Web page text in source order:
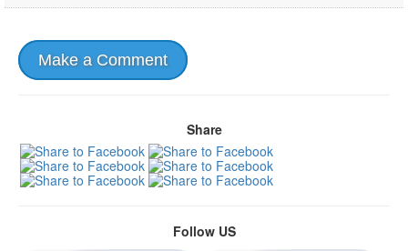
Make a Comment
Share
Follow US